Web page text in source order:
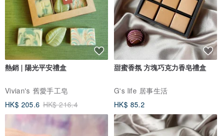
需自付，恕無法擔保寄送時遺失或毀損的風險。
--------------------------------------------------------------------
：：使用及保養方式
* 天然礦石淨化方式可參考網路上的建議，最簡易的是置放於日光(或
滿月）光二小時。商品出貨前，皆會先為您做一次能量淨化。
* 洗澡或泡溫泉、海水時建議先將飾品取下，以避免受損。
* 有時會因部分捲曲造成彈性線外露或卡住，可用雙手輕拉調整並盤
熱銷 | 陽光平安禮盒
Vivian's 舊愛手工皂
HK$ 205.6 HK$ 216.4
甜蜜香氛 方塊巧克力香皂禮盒
G's life 居事生活
HK$ 85.2